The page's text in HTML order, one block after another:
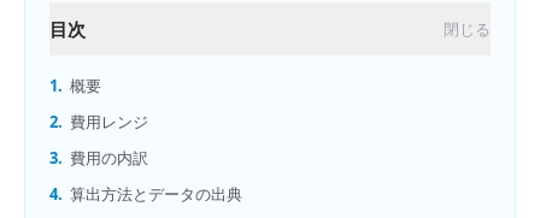
目次 閉じる
1. 概要
2. 費用レンジ
3. 費用の内訳
4. 算出方法とデータの出典